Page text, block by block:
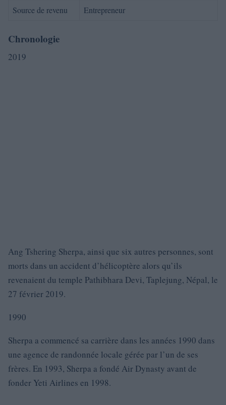
Source de revenu
Entrepreneur
Chronologie
2019
Ang Tshering Sherpa, ainsi que six autres personnes, sont
morts dans un accident d’hélicoptère alors qu’ils
revenaient du temple Pathibhara Devi, Taplejung, Népal, le
27 février 2019.
1990
Sherpa a commencé sa carrière dans les années 1990 dans
une agence de randonnée locale gérée par l’un de ses
frères. En 1993, Sherpa a fondé Air Dynasty avant de
fonder Yeti Airlines en 1998.